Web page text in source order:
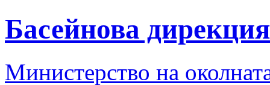
Басейнова
Министерство на